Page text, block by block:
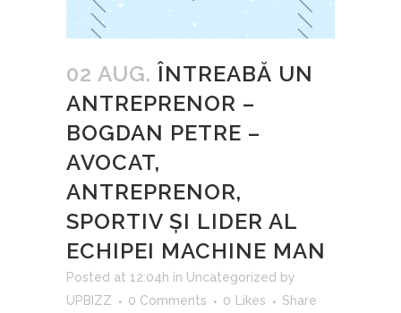
02 AUG. ÎNTREABĂ UN
ANTREPRENOR –
BOGDAN PETRE –
AVOCAT,
ANTREPRENOR,
SPORTIV ȘI LIDER AL
ECHIPEI MACHINE MAN
Posted at 12:04h in Uncategorized by
UPBIZZ
0 Comments 0 Likes Share